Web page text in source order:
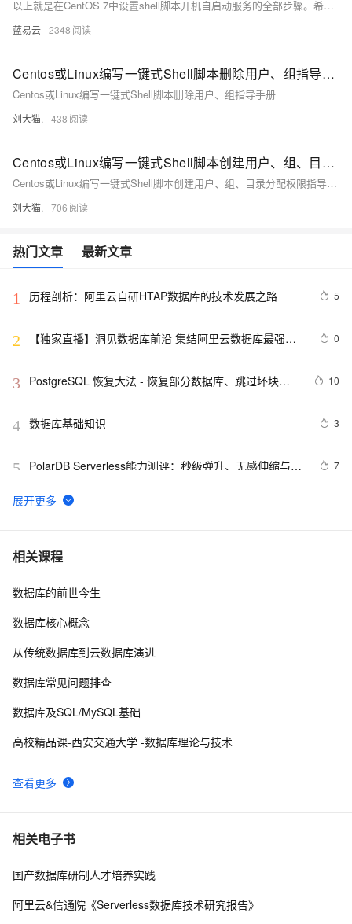
以上就是在CentOS 7中设置shell脚本开机自启动服务的全部步骤。希望这个指南能帮助你更好地管理你的Linux系统。
蓝易云 2348
Centos或Linux编写一键式Shell脚本删除用户、组指导手册
Centos或Linux编写一键式Shell脚本删除用户、组指导手册
刘大猫. 438
Centos或Linux编写一键式Shell脚本创建用户、组、目录分配权限指导手册
Centos或Linux编写一键式Shell脚本创建用户、组、目录分配权限指导手册
刘大猫. 706
热门文章 最新文章
1 历程剖析：阿里云自研HTAP数据库的技术发展之路 5
2
【独家直播】洞见数据库前沿 集结阿里云数据库最强阵
0
3
PostgreSQL 恢复大法 - 恢复部分数据库、跳过坏块、
10
4 数据库基础知识 3
5
PolarDB Serverless能力测评：秒级弹升、无感伸缩与强
7
6 SQLite数据库的备份
7 一篇文章带你搞懂非关系型数据库MongoDB
8 如何在 Oracle 中创建可插入数据库（PDB）？
10征文分享｜OceanBase 3.1.2 数据库性能测试探索
相关课程
查看更多
数据库的前世今生
数据库核心概念
从传统数据库到云数据库演进
数据库常见问题排查
数据库及SQL/MySQL基础
高校精品课-西安交通大学 -数据库理论与技术
相关电子书
国产数据库研制人才培养实践
阿里云&信通院《Serverless数据库技术研究报告》